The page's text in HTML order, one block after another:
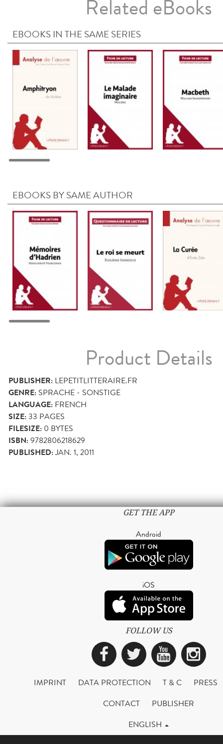
Related eBooks
EBOOKS IN THE SAME SERIES
EBOOKS BY SAME AUTHOR
Product Details
PUBLISHER: LEPETITLITTERAIRE.FR
GENRE: SPRACHE - SONSTIGE
LANGUAGE: FRENCH
SIZE:33 PAGES
FILESIZE: 0 BYTES
ISBN:9782806218629
PUBLISHED:JAN. 1, 2011
GET THE APP
Android
iOS
FOLLOW US
Facebook
Twitter
IMPRINT DATA PROTECTION T & C
PRESS
CONTACT
PUBLISHER
ENGLISH